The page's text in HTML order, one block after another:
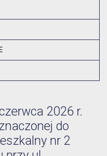
2026 r.
do
nr 2